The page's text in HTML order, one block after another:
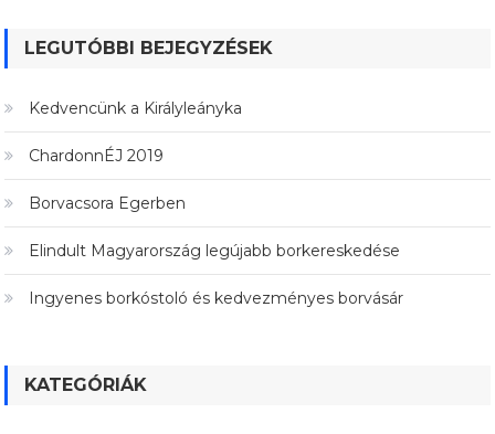
LEGUTÓBBI BEJEGYZÉSEK
Kedvencünk a Királyleányka
ChardonnÉJ 2019
Borvacsora Egerben
Elindult Magyarország legújabb borkereskedése
Ingyenes borkóstoló és kedvezményes borvásár
KATEGÓRIÁK